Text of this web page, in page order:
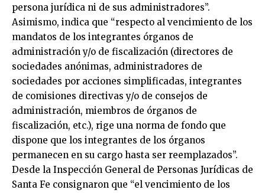
persona jurídica ni de sus administradores”.
Asimismo, indica que “respecto al vencimiento de los
mandatos de los integrantes órganos de
administración y/o de fiscalización (directores de
sociedades anónimas, administradores de
sociedades por acciones simplificadas, integrantes
de comisiones directivas y/o de consejos de
administración, miembros de órganos de
fiscalización, etc.), rige una norma de fondo que
dispone que los integrantes de los órganos
permanecen en su cargo hasta ser reemplazados”.
Desde la Inspección General de Personas Jurídicas de
Santa Fe consignaron que “el vencimiento de los